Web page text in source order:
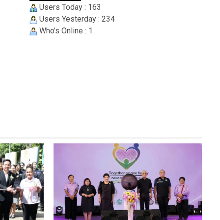
Users Today : 163
Users Yesterday : 234
Who's Online : 1